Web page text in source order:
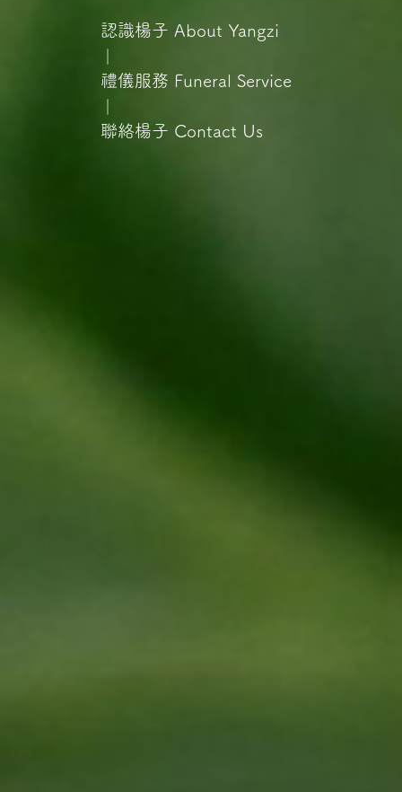
認識楊子 About Yangzi
禮儀服務 Funeral Service
聯絡楊子 Contact Us